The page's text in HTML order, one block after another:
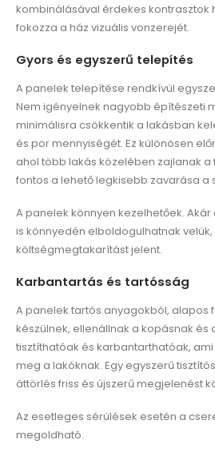
kombinálásával érdekes kontrasztok
fokozza a ház vizuális vonzerejét.
Gyors és egyszerű telepítés
A panelek telepítése rendkívül
Nem igényelnek nagyobb építészeti
minimálisra csökkentik a lakásban
és por mennyiségét. Ez különösen
ahol több lakás közelében zajlanak a
fontos a lehető legkisebb zavarása a
A panelek könnyen kezelhetőek.
is könnyedén elboldogulhatnak
költségmegtakarítást jelent.
Karbantartás és tartósság
A panelek tartós anyagokból, alapos
készülnek, ellenállnak a kopásnak és
tisztíthatóak és karbantarthatóak,
meg a lakóknak. Egy egyszerű
áttörlés friss és újszerű megjelenést
Az esetleges sérülések esetén a
megoldható.